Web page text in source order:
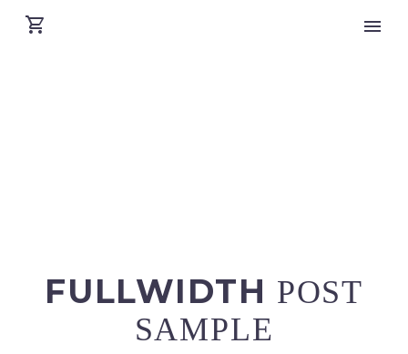
FULLWIDTH POST
SAMPLE